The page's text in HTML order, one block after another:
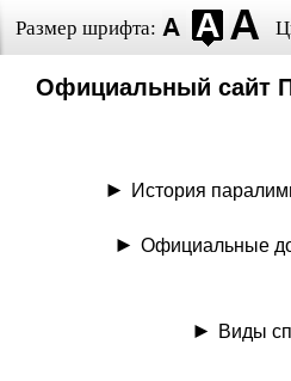
Размер шрифта:
Официальный сайт
История
Официальные
Виды